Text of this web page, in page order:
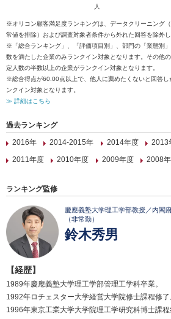
人
※オリコン顧客満足度ランキングは、データクリーニング
常値を排除）および調査対象者条件から外れた回答を除外
※「総合ランキング」、「評価項目別」、部門の「業態別
数を満たした企業のみランクイン対象となります。その他
定人数の半数以上の企業がランクイン対象となります。
※総合得点が60.00点以上で、他人に薦めたくないと回答し
ンクイン対象となります。
≫ 詳細はこちら
過去ランキング
2016年
2014-2015年 2014年度 2013
2011年度
2010年度 2009年度 2008
ランキング監修
慶應義塾大学理工学部教授／内閣
（非常勤）
鈴木秀男
【経歴】
1989年慶應義塾大学理工学部管理工学科卒業。
1992年ロチェスター大学経営大学院修士課程修了
1996年東京工業大学大学院理工学研究科博士課